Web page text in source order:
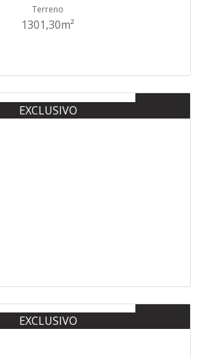
Terreno
1301,30m²
EXCLUSIVO
EXCLUSIVO